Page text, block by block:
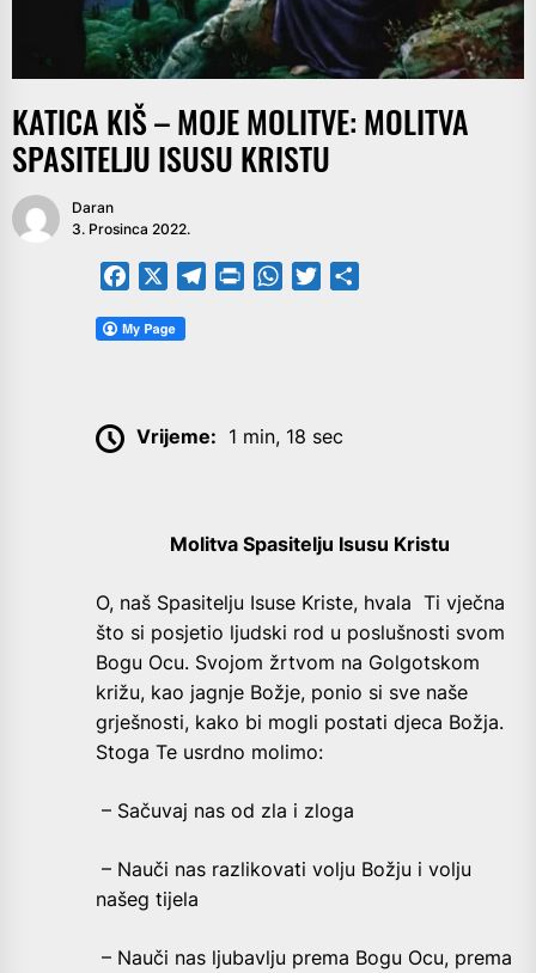
KATICA KIŠ – MOJE MOLITVE: MOLITVA
SPASITELJU ISUSU KRISTU
Daran
3. Prosinca 2022.
Facebook TelegramPrintFriendly
WhatsApp
Twitter
Vrijeme: 1 min, 18 sec
Molitva Spasitelju Isusu Kristu
O, naš Spasitelju Isuse Kriste, hvala Ti vječna
što si posjetio ljudski rod u poslušnosti svom
Bogu Ocu. Svojom žrtvom na Golgotskom
križu, kao jagnje Božje, ponio si sve naše
grješnosti, kako bi mogli postati djeca Božja.
Stoga Te usrdno molimo:
– Sačuvaj nas od zla i zloga
– Nauči nas razlikovati volju Božju i volju
našeg tijela
– Nauči nas ljubavlju prema Bogu Ocu, prema